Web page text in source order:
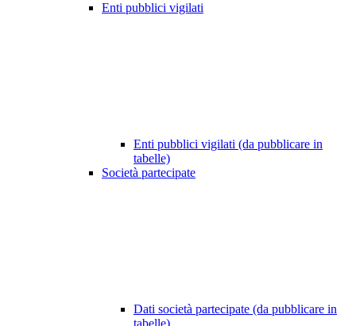
Enti pubblici vigilati
Enti pubblici vigilati (da pubblicare in
tabelle)
Società partecipate
Dati società partecipate (da pubblicare in